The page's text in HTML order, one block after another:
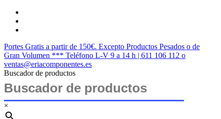
Saltar
contenido
Portes Gratis a partir de 150€. Excepto Productos Pesados o de
Gran Volumen *** Teléfono L-V 9 a 14 h | 611 106 112 o
ventas@eriacomponentes.es
Buscador de productos
×